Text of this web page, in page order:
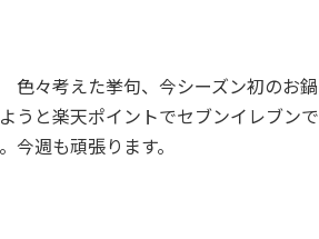
々考えた挙句、今シーズン初のお鍋
うと楽天ポイントでセブンイレブンで
今週も頑張ります。